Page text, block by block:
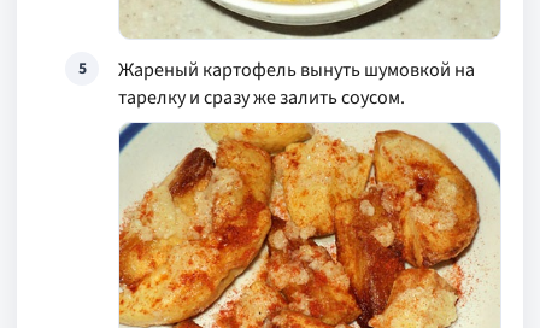
5
Жареный картофель вынуть шумовкой на
тарелку и сразу же залить соусом.